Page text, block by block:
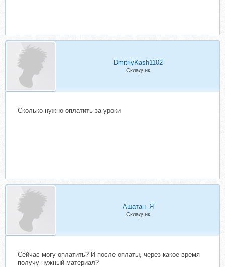
DmitriyKash1102
Складчик
Сколько нужно оплатить за уроки
Ашатан_Я
Складчик
Сейчас могу оплатить? И после оплаты, через какое время
получу нужный материал?